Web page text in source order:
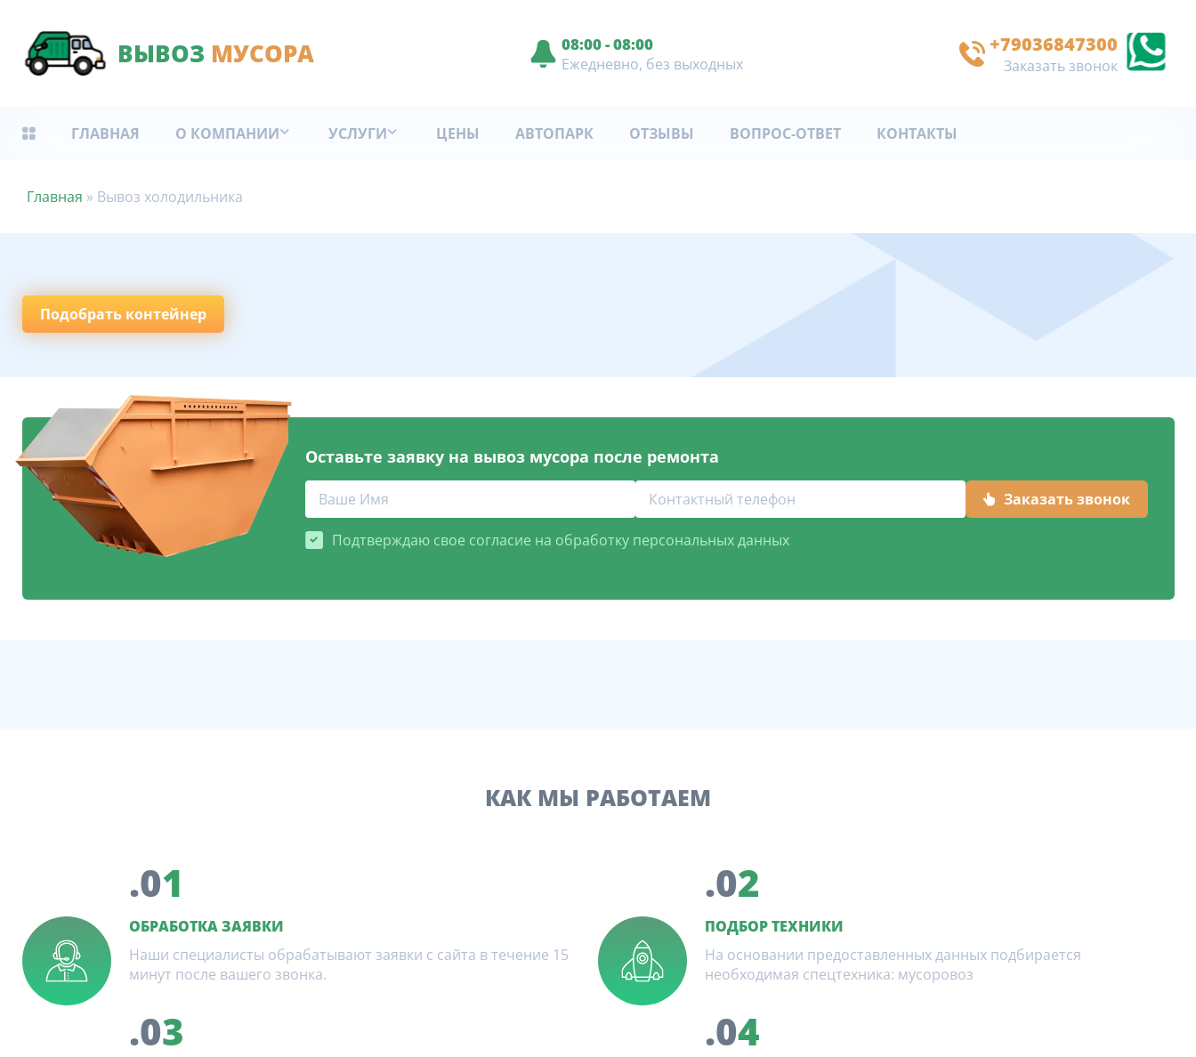
ВЫВОЗ МУСОРА 08:00 - 08:00
Ежедневно, без выходных
+79036847300
Заказать звонок
ГЛАВНАЯ О КОМПАНИИ УСЛУГИ ЦЕНЫ АВТОПАРК ОТЗЫВЫ ВОПРОС-ОТВЕТ КОНТАКТЫ
Главная » Вывоз холодильника
Подобрать контейнер
Оставьте заявку на вывоз мусора после ремонта
Подтверждаю свое согласие на обработку персональных данных
КАК МЫ РАБОТАЕМ
.01
ОБРАБОТКА ЗАЯВКИ
Наши специалисты обрабатывают заявки с сайта в течение 15
минут после вашего звонка.
.02
ПОДБОР ТЕХНИКИ
На основании предоставленных данных подбирается
необходимая спецтехника: мусоровоз
.03 .04